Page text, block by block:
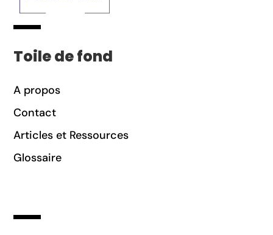
Toile de fond
A propos
Contact
Articles et Ressources
Glossaire